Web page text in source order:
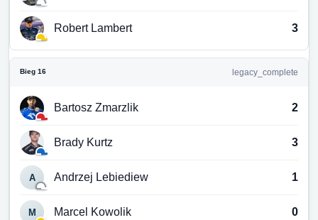
Robert Lambert 3
Bieg 16 legacy_complete
Bartosz Zmarzlik 2
Brady Kurtz 3
A Andrzej Lebiediew 1
M Marcel Kowolik 0